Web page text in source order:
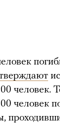
человек.
человек